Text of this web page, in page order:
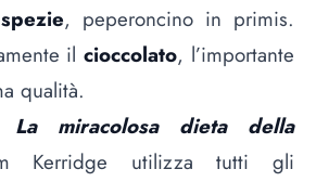
spezie, peperoncino in primis.
il cioccolato, l’importante
qualità.
La miracolosa dieta della
Kerridge utilizza tutti gli